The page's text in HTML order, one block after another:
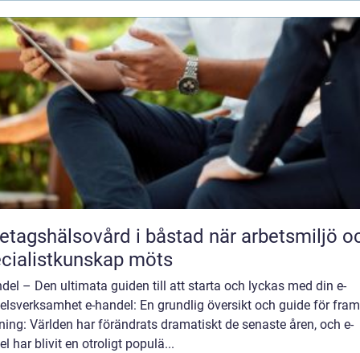
i båstad när arbetsmiljö och
möts
– Den ultimata guiden till att starta och lyckas med din e-
e-handel: En grundlig översikt och guide för
Världen har förändrats dramatiskt de senaste åren, och e-
har blivit en otroligt populä...